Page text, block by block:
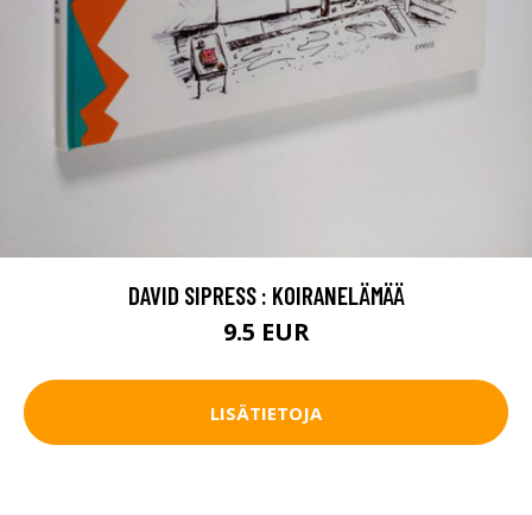
DAVID SIPRESS : KOIRANELÄMÄÄ
9.5 EUR
LISÄTIETOJA